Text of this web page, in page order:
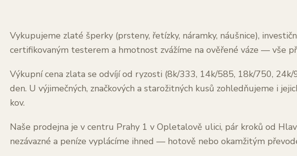
Vykupujeme zlaté šperky (prsteny, řetízky, náramky, náušnice),
certifikovaným testerem a hmotnost zvážíme na ověřené váze — vše
Výkupní cena zlata se odvíjí od ryzosti (8k/333, 14k/585, 18k/750,
den. U výjimečných, značkových a starožitných kusů zohledňujeme i
kov.
Naše prodejna je v centru Prahy 1 v Opletalově ulici, pár kroků od
nezávazné a peníze vyplácíme ihned — hotově nebo okamžitým